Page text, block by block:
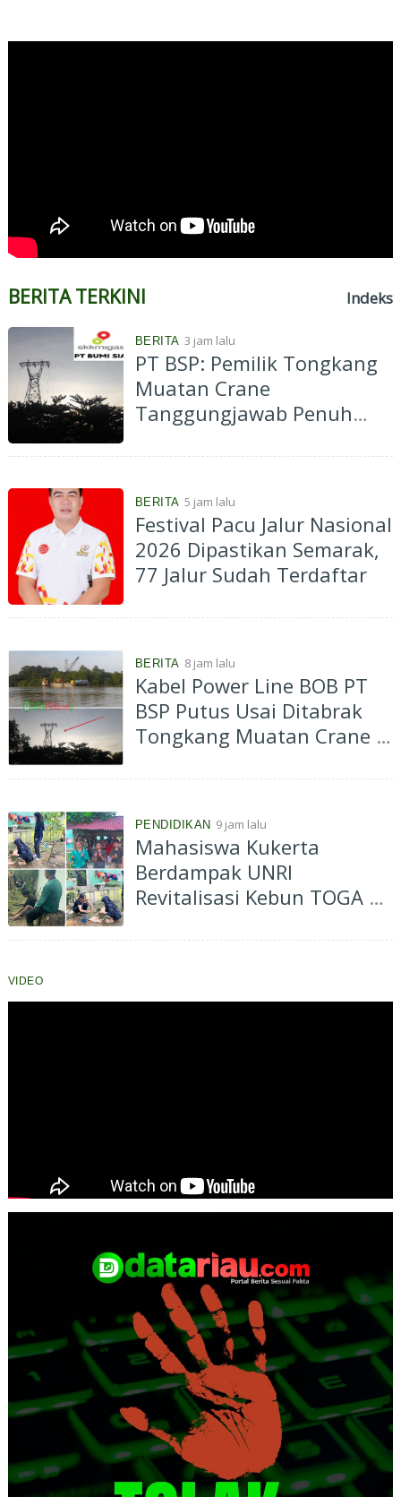
BERITA TERKINI Indeks
BERITA 3 jam lalu
PT BSP: Pemilik Tongkang
Muatan Crane
Tanggungjawab Penuh
BERITA 5 jam lalu
Festival Pacu Jalur Nasional
2026 Dipastikan Semarak,
77 Jalur Sudah Terdaftar
BERITA 8 jam lalu
Kabel Power Line BOB PT
BSP Putus Usai Ditabrak
Tongkang Muatan Crane di
Perawang
PENDIDIKAN 9 jam lalu
Mahasiswa Kukerta
Berdampak UNRI
Revitalisasi Kebun TOGA di
Dorong Pemanfaatan
VIDEO